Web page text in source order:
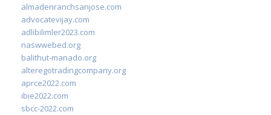
almadenranchsanjose.com
advocatevijay.com
adlibilimler2023.com
naswwebed.org
balithut-manado.org
alteregotradingcompany.org
aprce2022.com
ibie2022.com
sbcc-2022.com